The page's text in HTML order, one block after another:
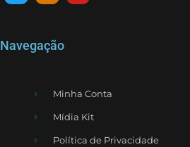
Navegação
Minha Conta
Mídia Kit
Política de Privacidade